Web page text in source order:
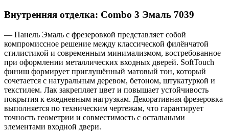
Внутренняя отделка: Combo 3 Эмаль 7039
— Панель Эмаль с фрезеровкой представляет собой
компромиссное решение между классической филёнчатой
стилистикой и современным минимализмом, востребованное
при оформлении металлических входных дверей. SoftTouch
финиш формирует приглушённый матовый тон, который
сочетается с натуральным деревом, бетоном, штукатуркой и
текстилем. Лак закрепляет цвет и повышает устойчивость
покрытия к ежедневным нагрузкам. Декоративная фрезеровка
выполняется по техническим чертежам, что гарантирует
точность геометрии и совместимость с остальными
элементами входной двери.